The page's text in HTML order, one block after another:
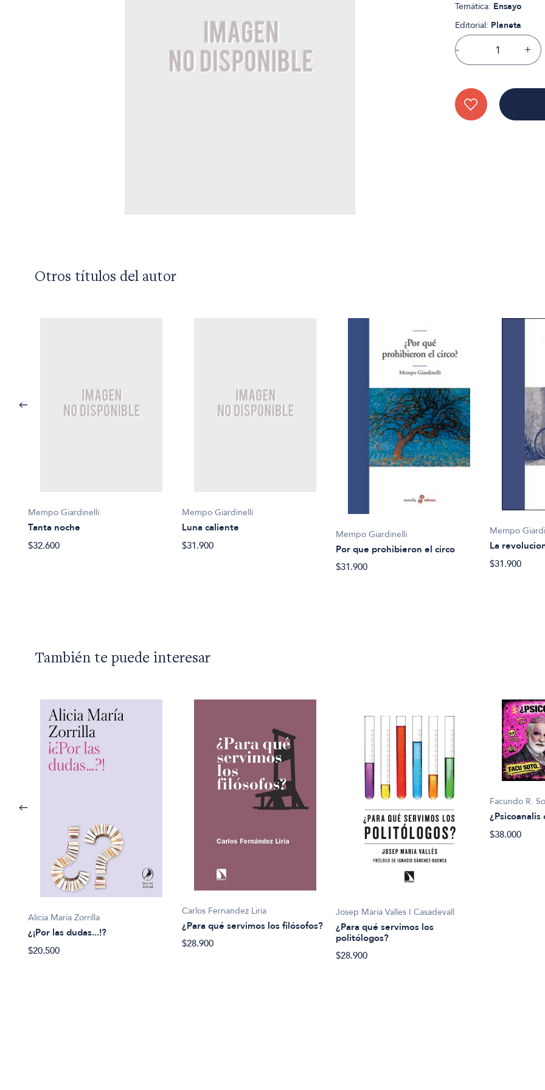
Temática: Ensayo
Editorial: Planeta
- +
Otros títulos del autor
Mempo Giardinelli
Tanta noche
$32.600
Mempo Giardinelli
Luna caliente
$31.900
Mempo Giardinelli
Por que prohibieron el circo
$31.900
Mempo
La
$31.900
También te puede interesar
Alicia María Zorrilla
¿¡Por las dudas...!?
$20.500
Carlos Fernandez Liria
¿Para qué servimos los filósofos?
$28.900
Josep Maria Valles I Casadevall
¿Para qué servimos los
politólogos?
$28.900
Facundo R.
¿Psicoanalis
$38.000